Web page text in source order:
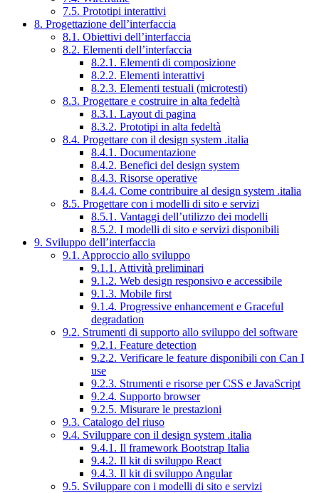
7.5. Prototipi interattivi
8. Progettazione dell’interfaccia
8.1. Obiettivi dell’interfaccia
8.2. Elementi dell’interfaccia
8.2.1. Elementi di composizione
8.2.2. Elementi interattivi
8.2.3. Elementi testuali (microtesti)
8.3. Progettare e costruire in alta fedeltà
8.3.1. Layout di pagina
8.3.2. Prototipi in alta fedeltà
8.4. Progettare con il design system .italia
8.4.1. Documentazione
8.4.2. Benefici del design system
8.4.3. Risorse operative
8.4.4. Come contribuire al design system .italia
8.5. Progettare con i modelli di sito e servizi
8.5.1. Vantaggi dell’utilizzo dei modelli
8.5.2. I modelli di sito e servizi disponibili
9. Sviluppo dell’interfaccia
9.1. Approccio allo sviluppo
9.1.1. Attività preliminari
9.1.2. Web design responsivo e accessibile
9.1.3. Mobile first
9.1.4. Progressive enhancement e Graceful
degradation
9.2. Strumenti di supporto allo sviluppo del software
9.2.1. Feature detection
9.2.2. Verificare le feature disponibili con Can I
use
9.2.3. Strumenti e risorse per CSS e JavaScript
9.2.4. Supporto browser
9.2.5. Misurare le prestazioni
9.3. Catalogo del riuso
9.4. Sviluppare con il design system .italia
9.4.1. Il framework Bootstrap Italia
9.4.2. Il kit di sviluppo React
9.4.3. Il kit di sviluppo Angular
9.5. Sviluppare con i modelli di sito e servizi